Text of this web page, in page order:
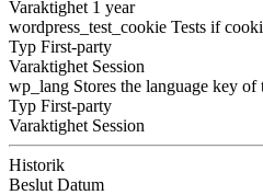
Varaktighet 1 year
wordpress_test_cookie Tests if
Typ First-party
Varaktighet Session
wp_lang Stores the language key of
Typ First-party
Varaktighet Session
Historik
Beslut Datum